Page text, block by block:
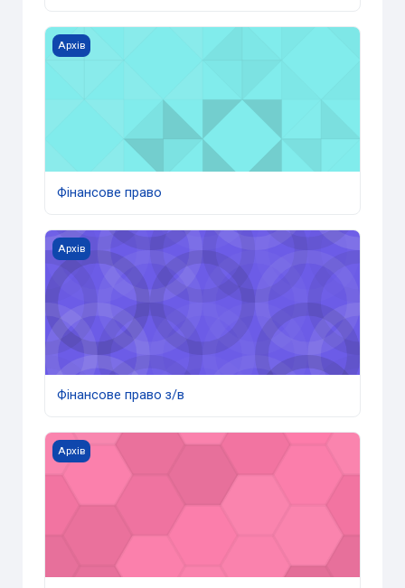
Фінансове право
Архів
Фінансове право
Фінансове право з/в
Архів
Фінансове право з/в
Фінансовий аналіз
Архів